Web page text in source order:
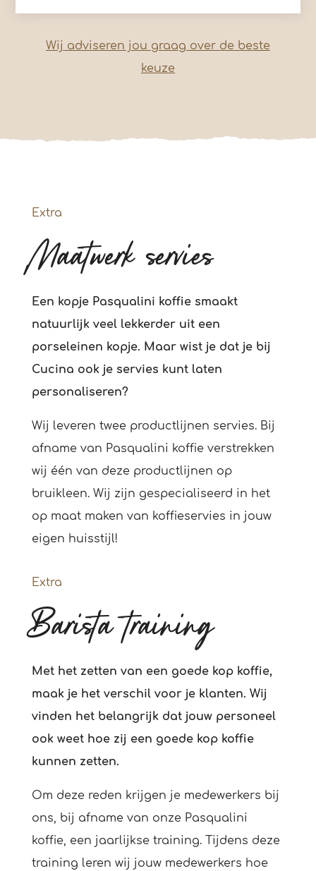
Wij adviseren jou graag over de beste
keuze
Extra
Maatwerk servies
Een kopje Pasqualini koffie smaakt
natuurlijk veel lekkerder uit een
porseleinen kopje. Maar wist je dat je bij
Cucina ook je servies kunt laten
personaliseren?
Wij leveren twee productlijnen servies. Bij
afname van Pasqualini koffie verstrekken
wij één van deze productlijnen op
bruikleen. Wij zijn gespecialiseerd in het
op maat maken van koffieservies in jouw
eigen huisstijl!
Extra
Barista training
Met het zetten van een goede kop koffie,
maak je het verschil voor je klanten. Wij
vinden het belangrijk dat jouw personeel
ook weet hoe zij een goede kop koffie
kunnen zetten.
Om deze reden krijgen je medewerkers bij
ons, bij afname van onze Pasqualini
koffie, een jaarlijkse training. Tijdens deze
training leren wij jouw medewerkers hoe